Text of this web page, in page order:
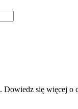
się więcej o